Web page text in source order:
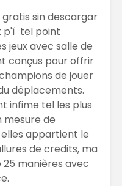
p'í tel point
jeux avec salle de
conçus pour offrir
de jouer
déplacements.
infime tel les plus
mesure de
appartient le
de credits, ma
manières avec